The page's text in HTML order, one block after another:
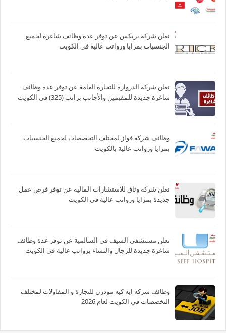
تعلن شركة بريكس عن توفر عدة وظائف شاغرة لجميع
الجنسيات بمزايا ورواتب عالية في الكويت
تعلن شركة الدروازة للتجارة العامة عن توفر عدة وظائف
شاغرة جديدة للمقيمين والأجانب براتب (325) في الكويت
وظائف شركة فواز لمختلف التخصصات لجميع الجنسيات
بمزايا ورواتب عالية بالكويت
تعلن شركة وثاق للاستشارات المالية عن توفر فرص عمل
جديدة بمزايا ورواتب عالية في الكويت
تعلن مستشفى السيف في السالمية عن توفر عدة وظائف
شاغرة جديدة للرجال والنساء برواتب عالية في الكويت
وظائف شركه ايه كيه مودرن للتجارة و المقاولات لمختلف
التخصصات في الكويت لعام 2026